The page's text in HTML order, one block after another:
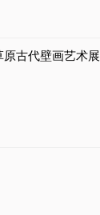
原古代壁画艺术展